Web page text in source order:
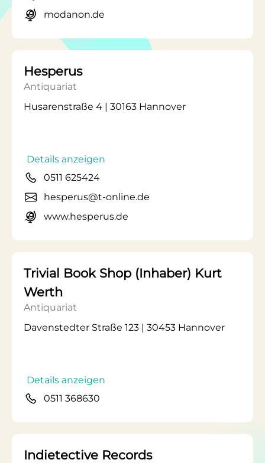
modanon.de
Hesperus
Antiquariat
Husarenstraße 4 | 30163 Hannover
Details anzeigen
0511 625424
hesperus@t-online.de
www.hesperus.de
Trivial Book Shop (Inhaber) Kurt
Werth
Antiquariat
Davenstedter Straße 123 | 30453 Hannover
Details anzeigen
0511 368630
Indietective Records